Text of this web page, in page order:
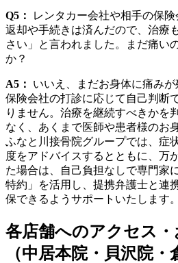
Q5：
レンタカー会社や相手の保
返却や手続きは済んだので、治療
さい」と言われました。まだ痛い
か？
A5：
いいえ、まだお身体に痛みが
保険会社の打診に応じて自己判断
りません。治療を継続すべきかを
なく、あくまで医師や患者様のお
ふなと川接骨院グループでは、症
度をアドバイスするとともに、万
た場合は、自己負担なしで専門家
特約」を活用し、提携弁護士と連
保できるようサポートいたします。
各店舗へのアクセス
（中居本院・貝沢院・